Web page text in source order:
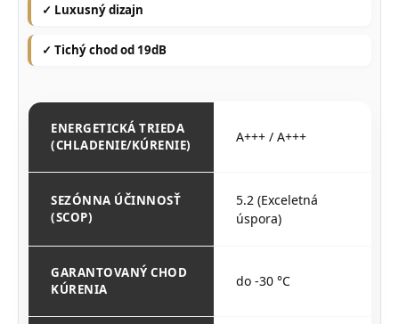
✓ Luxusný dizajn
✓ Tichý chod od 19dB
ENERGETICKÁ TRIEDA
(CHLADENIE/KÚRENIE)
A+++ / A+++
SEZÓNNA ÚČINNOSŤ
(SCOP)
5.2 (Exceletná
úspora)
GARANTOVANÝ CHOD
KÚRENIA
do -30 °C